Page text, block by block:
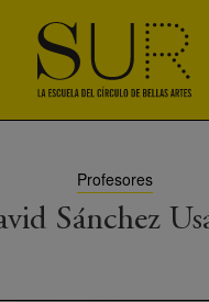
Profesores
Sánchez